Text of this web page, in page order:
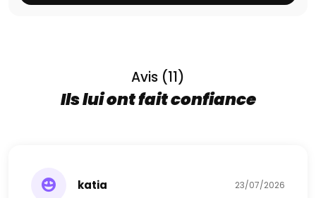
Avis (11)
Ils lui ont fait confiance
katia 23/07/2026